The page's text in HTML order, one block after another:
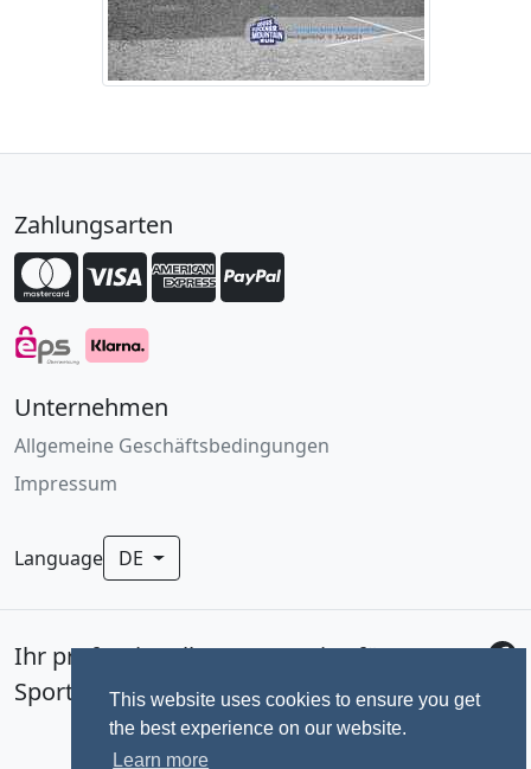
This website uses cookies to ensure you get
the best experience on our website.
Learn more
Zahlungsarten
Unternehmen
Allgemeine Geschäftsbedingungen
Impressum
Language DE
Ihr professionelles Fotoservice für
Sportevents seit 1992.